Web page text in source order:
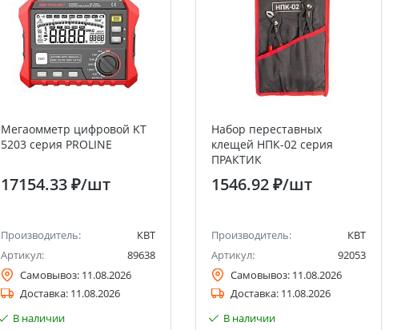
Мегаомметр цифровой KT
5203 серия PROLINE
17154.33 ₽/шт
Производитель:
КВТ
Артикул:
89638
Самовывоз: 11.08.2026
Доставка: 11.08.2026
В наличии
Набор переставных
клещей НПК-02 серия
ПРАКТИК
1546.92 ₽/шт
Производитель:
КВТ
Артикул:
92053
Самовывоз: 11.08.2026
Доставка: 11.08.2026
В наличии